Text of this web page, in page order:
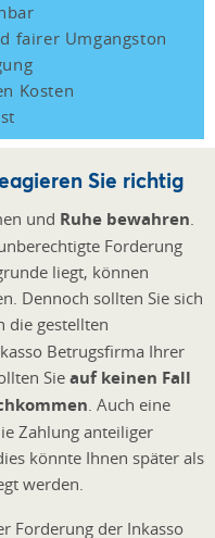
fairer Umgangston
Kosten
Sie richtig
und Ruhe bewahren
Forderung
liegt, können
Dennoch sollten Sie sich
die gestellten
Betrugsfirma Ihrer
Sie auf keinen Fall
. Auch eine
Zahlung anteiliger
könnte Ihnen später als
werden.
Forderung der Inkasso